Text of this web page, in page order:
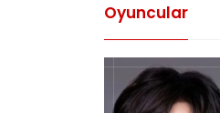
Oyuncular